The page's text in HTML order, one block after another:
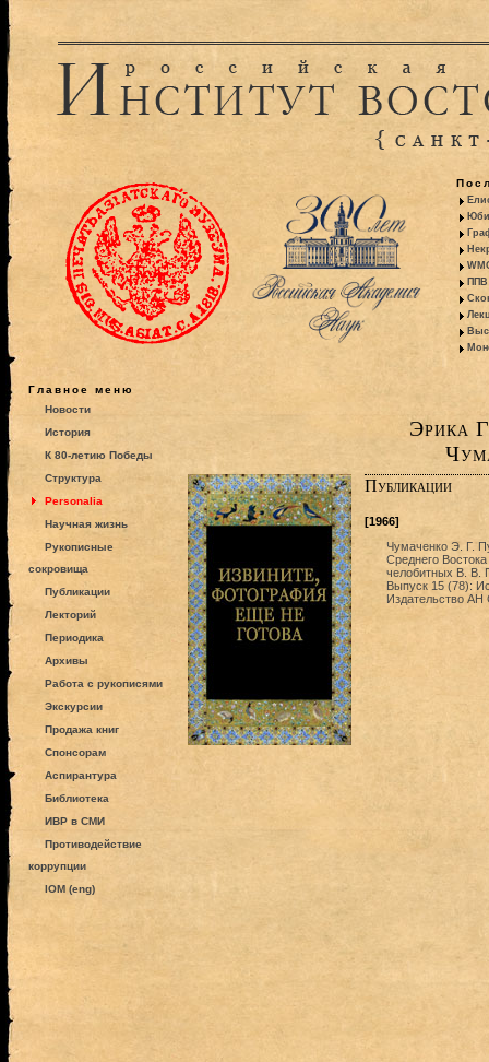
ППВ
Главное меню
Новости
История
К 80-летию Победы
Структура
Personalia
Научная жизнь
Рукописные
сокровища
Публикации
Лекторий
Периодика
Архивы
Работа с рукописями
Экскурсии
Продажа книг
Спонсорам
Аспирантура
Библиотека
ИВР в СМИ
Противодействие
коррупции
IOM (eng)
Эрика
Публикации
[1966]
Чумаченко Э. Г.
Среднего
челобитных В. В.
Выпуск 15 (78):
Издательство